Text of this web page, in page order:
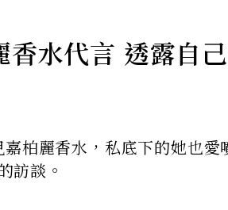
香水代言 透露自
柏麗香水，私底下的她也愛
訪談。